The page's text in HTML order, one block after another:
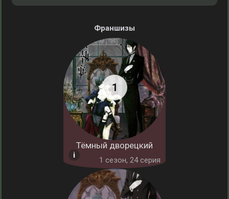
Франшизы
Тёмный дворецкий
1 cезон, 24 серия